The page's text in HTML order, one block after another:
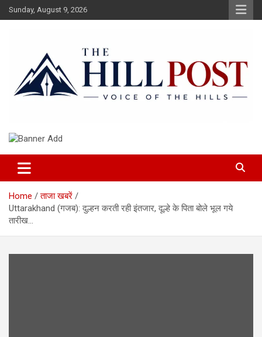
Skip
to
Sunday, August 9, 2026
The Hillpost
Home
ताजा खबरें
Uttarakhand (गजब): दुल्हन करती रही इंतजार, दूल्हे के पिता बोले भूल गये
तारीख…